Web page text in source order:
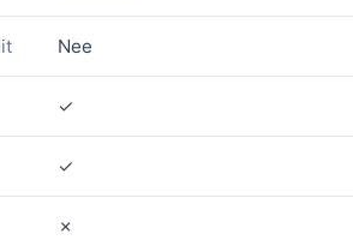
Nee
✓
✓
✗